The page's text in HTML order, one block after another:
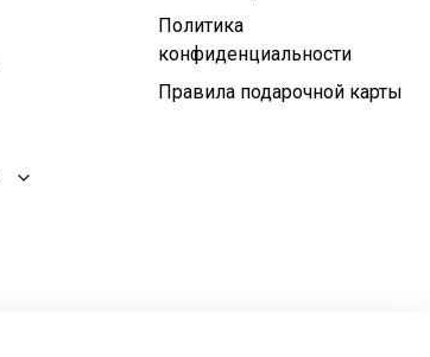
Политика
конфиденциальности
Правила подарочной карты